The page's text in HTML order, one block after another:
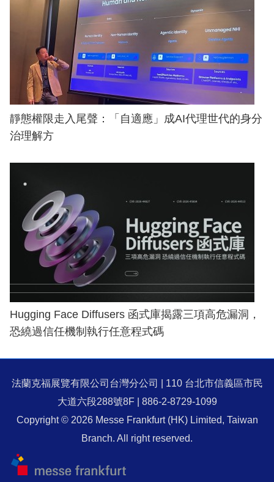
靜態權限走入尾聲：「自適應」成AI代理世代的身分
治理解方
Hugging Face Diffusers 函式庫揭露三項高危漏洞，
恐繞過信任機制執行任意程式碼
法蘭克福展覽有限公司台灣分公司 | 110 台北市信義區市民
大道六段288號8F | 886-2-8729-1099
Copyright © 2026 Messe Frankfurt (HK) Limited, Taiwan
Branch. All right reserved.